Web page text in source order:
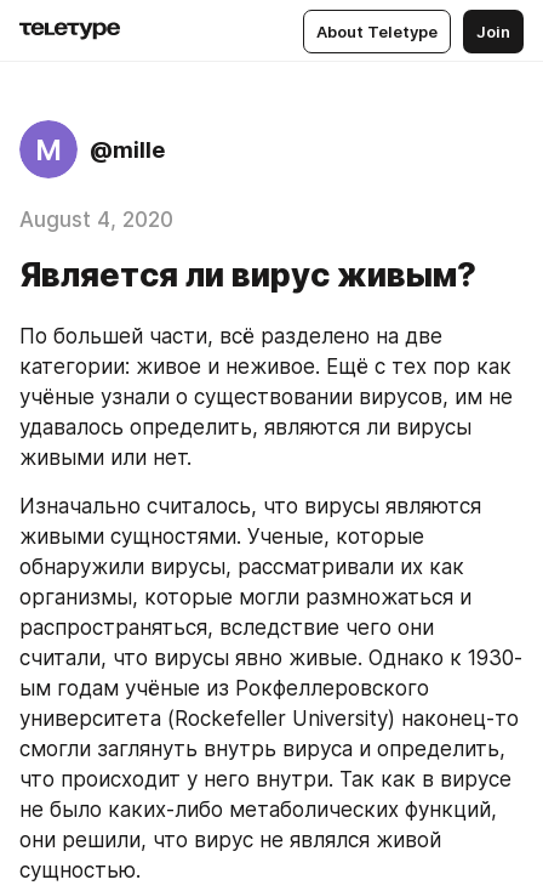
About Teletype Join
M @mille
August 4, 2020
Является ли вирус живым?
По большей части, всё разделено на две
категории: живое и неживое. Ещё с тех пор как
учёные узнали о существовании вирусов, им не
удавалось определить, являются ли вирусы
живыми или нет.
Изначально считалось, что вирусы являются
живыми сущностями. Ученые, которые
обнаружили вирусы, рассматривали их как
организмы, которые могли размножаться и
распространяться, вследствие чего они
считали, что вирусы явно живые. Однако к 1930-
ым годам учёные из Рокфеллеровского
университета (Rockefeller University) наконец-то
смогли заглянуть внутрь вируса и определить,
что происходит у него внутри. Так как в вирусе
не было каких-либо метаболических функций,
они решили, что вирус не являлся живой
сущностью.